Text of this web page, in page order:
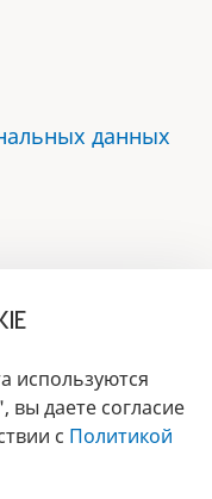
данных
используются
даете согласие
с Политикой